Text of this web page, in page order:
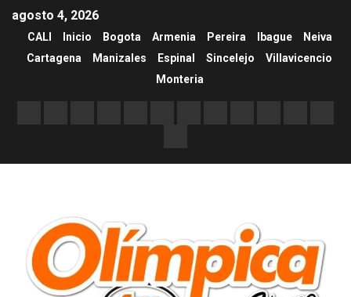
agosto 4, 2026
CALI Inicio Bogota Armenia Pereira Ibague
Neiva
Cartagena
Manizales Espinal Sincelejo
Villavicencio
Monteria